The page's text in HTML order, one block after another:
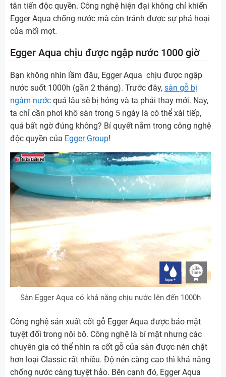
tân tiến độc quyền. Công nghệ hiện đại không chỉ khiến
Egger Aqua chống nước mà còn tránh được sự phá hoại
của mối mọt.
Egger Aqua chịu được ngập nước 1000 giờ
Bạn không nhìn lầm đâu, Egger Aqua chịu được ngập
nước suốt 1000h (gần 2 tháng). Trước đây, sàn gỗ bị
ngâm nước quá lâu sẽ bị hỏng và ta phải thay mới. Nay,
ta chỉ cần phơi khô sàn trong 5 ngày là có thể xài tiếp,
quá bất ngờ đúng không? Bí quyết nằm trong công nghệ
độc quyền của Egger Group!
Sàn Egger Aqua có khả năng chịu nước lên đến 1000h
Công nghệ sản xuất cốt gỗ Egger Aqua được bảo mật
tuyệt đối trong nội bộ. Công nghệ là bí mật nhưng các
chuyên gia có thể nhìn ra cốt gỗ của sàn được nén chặt
hơn loại Classic rất nhiều. Độ nén càng cao thì khả năng
chống nước càng tuyệt hảo. Bên cạnh đó, Egger Aqua